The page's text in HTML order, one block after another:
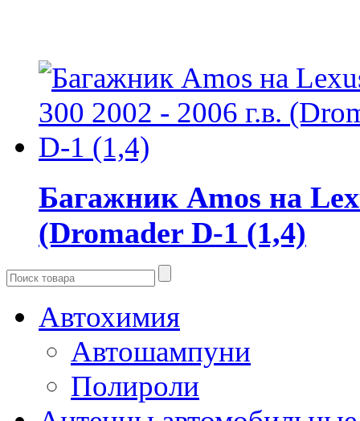
Багажник Amos на
(Dromader D-1 (1,4)
Автохимия
Автошампуни
Полироли